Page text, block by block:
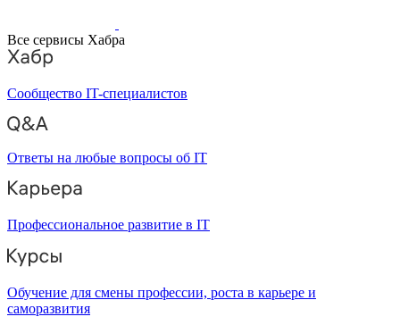
Все сервисы Хабра
Сообщество IT-специалистов
Ответы на любые вопросы об IT
Профессиональное развитие в IT
Обучение для смены профессии, роста в карьере и
саморазвития